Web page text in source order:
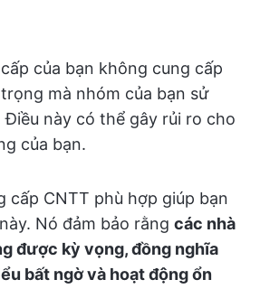
của bạn không cung cấp
mà nhóm của bạn sử
Điều này có thể gây rủi ro cho
của bạn.
cấp CNTT phù hợp giúp bạn
Nó đảm bảo rằng các nhà
được kỳ vọng, đồng nghĩa
bất ngờ và hoạt động ổn